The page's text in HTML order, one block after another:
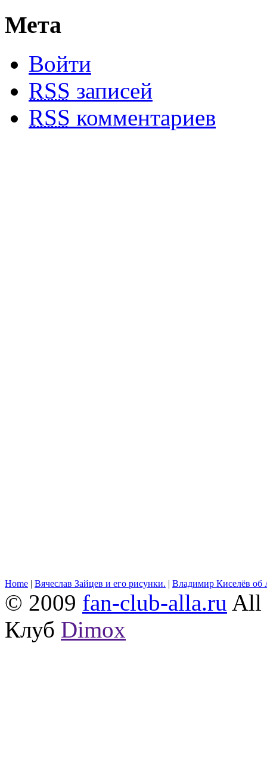
Мета
Войти
RSS записей
RSS комментариев
Home | Вячеслав Зайцев и его рисунки. | Владимир Киселёв об
© 2009 fan-club-alla.ru All
Клуб Dimox